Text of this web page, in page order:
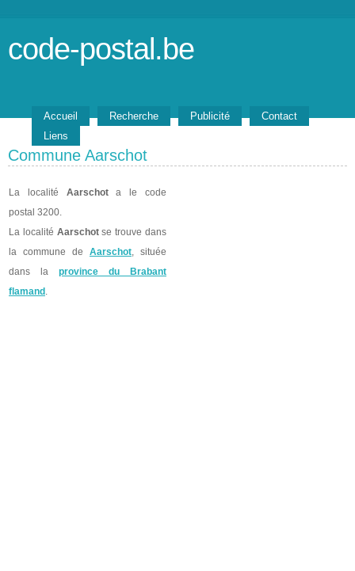
code-postal.be
Accueil Recherche Publicité
Contact
Liens
Commune Aarschot
La localité Aarschota le code
postal 3200.
La localité Aarschotse trouve dans
la commune de Aarschot, située
dans la province du Brabant
flamand .